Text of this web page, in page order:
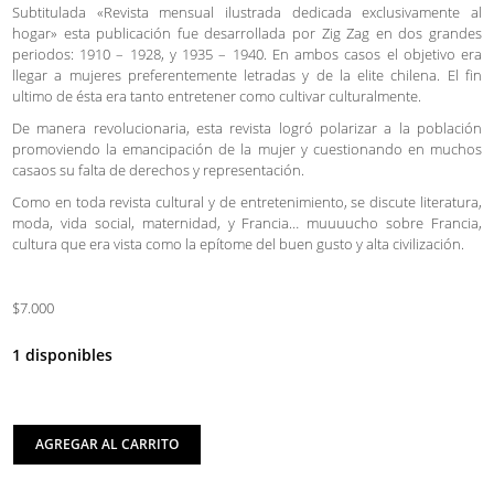
Subtitulada «Revista mensual ilustrada dedicada exclusivamente al
hogar» esta publicación fue desarrollada por Zig Zag en dos grandes
periodos: 1910 – 1928, y 1935 – 1940. En ambos casos el objetivo era
llegar a mujeres preferentemente letradas y de la elite chilena. El fin
ultimo de ésta era tanto entretener como cultivar culturalmente.
De manera revolucionaria, esta revista logró polarizar a la población
promoviendo la emancipación de la mujer y cuestionando en muchos
casaos su falta de derechos y representación.
Como en toda revista cultural y de entretenimiento, se discute literatura,
moda, vida social, maternidad, y Francia… muuuucho sobre Francia,
cultura que era vista como la epítome del buen gusto y alta civilización.
$7.000
1 disponibles
AGREGAR AL CARRITO